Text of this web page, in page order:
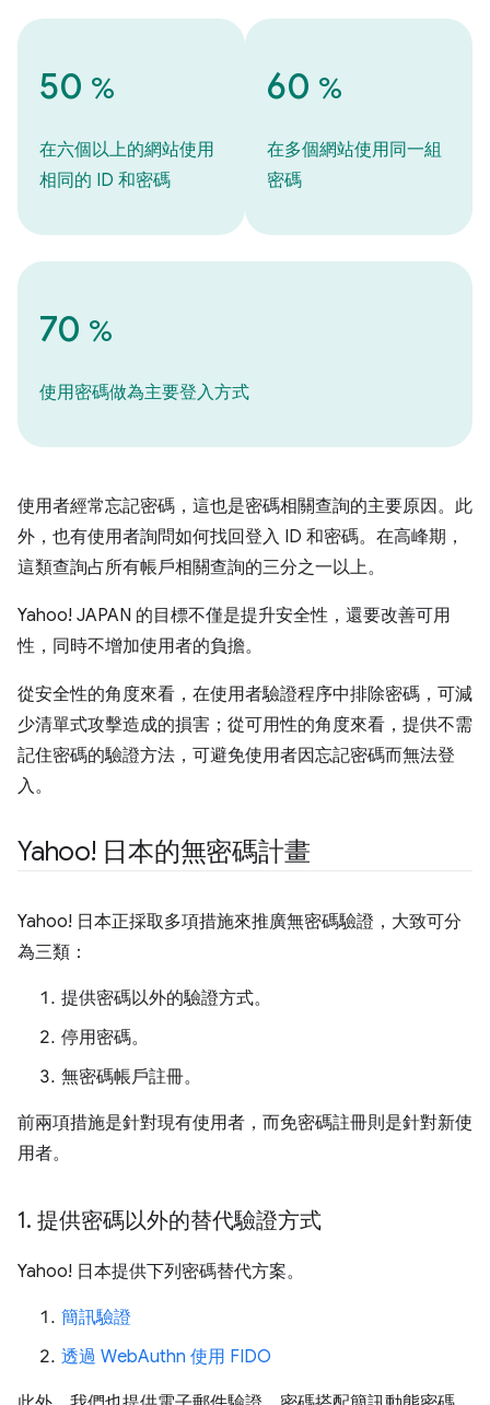
50 %
在六個以上的網站使用
相同的 ID 和密碼
60 %
在多個網站使用同一組
密碼
70 %
使用密碼做為主要登入方式
使用者經常忘記密碼，這也是密碼相關查詢的主要原因。此
外，也有使用者詢問如何找回登入 ID 和密碼。在高峰期，
這類查詢占所有帳戶相關查詢的三分之一以上。
Yahoo! JAPAN 的目標不僅是提升安全性，還要改善可用
性，同時不增加使用者的負擔。
從安全性的角度來看，在使用者驗證程序中排除密碼，可減
少清單式攻擊造成的損害；從可用性的角度來看，提供不需
記住密碼的驗證方法，可避免使用者因忘記密碼而無法登
入。
Yahoo! 日本的無密碼計畫
Yahoo! 日本正採取多項措施來推廣無密碼驗證，大致可分
為三類：
提供密碼以外的驗證方式。
停用密碼。
無密碼帳戶註冊。
前兩項措施是針對現有使用者，而免密碼註冊則是針對新使
用者。
1. 提供密碼以外的替代驗證方式
Yahoo! 日本提供下列密碼替代方案。
簡訊驗證
透過 WebAuthn 使用 FIDO